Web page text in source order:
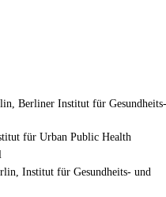
Berliner Institut für Gesundheits-
für Urban Public Health
Institut für Gesundheits- und